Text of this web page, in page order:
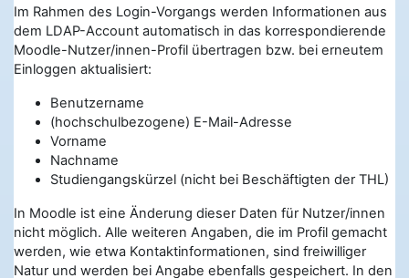
Im Rahmen des Login-Vorgangs werden Informationen aus
dem LDAP-Account automatisch in das korrespondierende
Moodle-Nutzer/innen-Profil übertragen bzw. bei erneutem
Einloggen aktualisiert:
Benutzername
(hochschulbezogene) E-Mail-Adresse
Vorname
Nachname
Studiengangskürzel (nicht bei Beschäftigten der THL)
In Moodle ist eine Änderung dieser Daten für Nutzer/innen
nicht möglich. Alle weiteren Angaben, die im Profil gemacht
werden, wie etwa Kontaktinformationen, sind freiwilliger
Natur und werden bei Angabe ebenfalls gespeichert. In den